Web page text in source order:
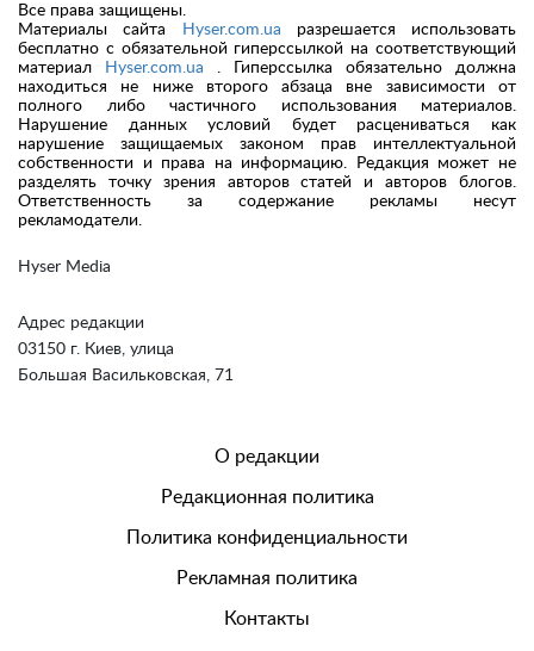
Hyser Media
Адрес редакции
03150 г. Киев, улица
Большая Васильковская, 71
Все права защищены.
Материалы сайта
Hyser.com.ua разрешается использовать
бесплатно с обязательной гиперссылкой на соответствующий
материал
Hyser.com.ua . Гиперссылка обязательно должна
находиться не ниже второго абзаца вне зависимости от
полного либо частичного использования материалов.
Нарушение данных условий будет расцениваться как
нарушение защищаемых законом прав интеллектуальной
собственности и права на информацию. Редакция может не
разделять точку зрения авторов статей и авторов блогов.
Ответственность за содержание рекламы несут
рекламодатели.
О редакции
Редакционная политика
Политика конфиденциальности
Рекламная политика
Контакты